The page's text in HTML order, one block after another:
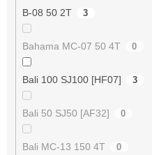
B-08 50 2T 3
Bahama MC-07 50 4T 0
Bali 100 SJ100 [HF07] 3
Bali 50 SJ50 [AF32] 0
Bali MC-13 150 4T 0